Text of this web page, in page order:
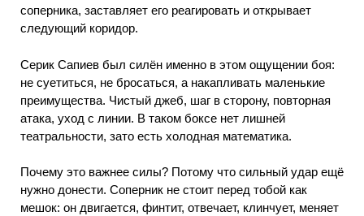
соперника, заставляет его реагировать и открывает
следующий коридор.
Серик Сапиев был силён именно в этом ощущении боя:
не суетиться, не бросаться, а накапливать маленькие
преимущества. Чистый джеб, шаг в сторону, повторная
атака, уход с линии. В таком боксе нет лишней
театральности, зато есть холодная математика.
Почему это важнее силы? Потому что сильный удар ещё
нужно донести. Соперник не стоит перед тобой как
мешок: он двигается, финтит, отвечает, клинчует, меняет